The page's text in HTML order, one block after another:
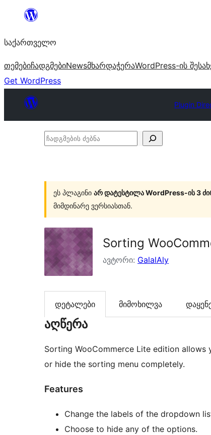
შიგთავსზე
საქართველო
თემებიჩადგმებიNewsმხარდაჭერაWordPress-ის
Get WordPress
Plugin
ჩადგმების
ეს პლაგინი არ დატესტილა WordPress-ის 3
მიმდინარე ვერსიასთან.
Sorting
ავტორი: GalalAly
დეტალები მიმოხილვა
აღწერა
Sorting WooCommerce Lite edition
or hide the sorting menu completely.
Features
Change the labels of the dropdown
Choose to hide any of the options.